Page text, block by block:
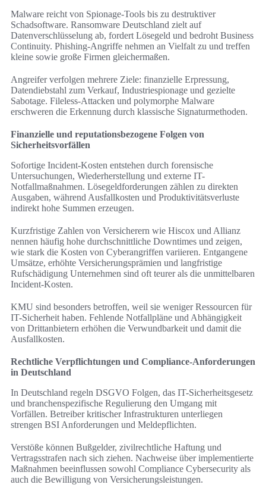
Malware reicht von Spionage-Tools bis zu destruktiver
Schadsoftware. Ransomware Deutschland zielt auf
Datenverschlüsselung ab, fordert Lösegeld und bedroht Business
Continuity. Phishing-Angriffe nehmen an Vielfalt zu und treffen
kleine sowie große Firmen gleichermaßen.
Angreifer verfolgen mehrere Ziele: finanzielle Erpressung,
Datendiebstahl zum Verkauf, Industriespionage und gezielte
Sabotage. Fileless-Attacken und polymorphe Malware
erschweren die Erkennung durch klassische Signaturmethoden.
Finanzielle und reputationsbezogene Folgen von
Sicherheitsvorfällen
Sofortige Incident-Kosten entstehen durch forensische
Untersuchungen, Wiederherstellung und externe IT-
Notfallmaßnahmen. Lösegeldforderungen zählen zu direkten
Ausgaben, während Ausfallkosten und Produktivitätsverluste
indirekt hohe Summen erzeugen.
Kurzfristige Zahlen von Versicherern wie Hiscox und Allianz
nennen häufig hohe durchschnittliche Downtimes und zeigen,
wie stark die Kosten von Cyberangriffen variieren. Entgangene
Umsätze, erhöhte Versicherungsprämien und langfristige
Rufschädigung Unternehmen sind oft teurer als die unmittelbaren
Incident-Kosten.
KMU sind besonders betroffen, weil sie weniger Ressourcen für
IT-Sicherheit haben. Fehlende Notfallpläne und Abhängigkeit
von Drittanbietern erhöhen die Verwundbarkeit und damit die
Ausfallkosten.
Rechtliche Verpflichtungen und Compliance-Anforderungen
in Deutschland
In Deutschland regeln DSGVO Folgen, das IT-Sicherheitsgesetz
und branchenspezifische Regulierung den Umgang mit
Vorfällen. Betreiber kritischer Infrastrukturen unterliegen
strengen BSI Anforderungen und Meldepflichten.
Verstöße können Bußgelder, zivilrechtliche Haftung und
Vertragsstrafen nach sich ziehen. Nachweise über implementierte
Maßnahmen beeinflussen sowohl Compliance Cybersecurity als
auch die Bewilligung von Versicherungsleistungen.